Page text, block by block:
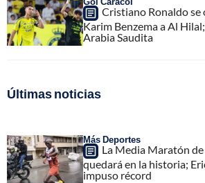
Cristiano Ronaldo se
Karim Benzema a Al
Arabia Saudita
Últimas noticias
Más Deportes
La Media Maratón
quedará en la historia;
impuso récord